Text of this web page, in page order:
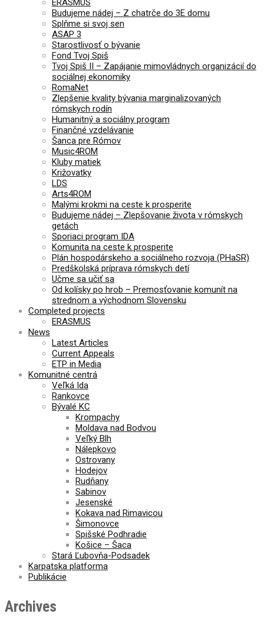
ERASMUS
Budujeme nádej – Z chatrče do 3E domu
Splňme si svoj sen
ASAP 3
Starostlivosť o bývanie
Fond Tvoj Spiš
Tvoj Spiš II – Zapájanie mimovládnych organizácií do
sociálnej ekonomiky
RomaNet
Zlepšenie kvality bývania marginalizovaných
rómskych rodín
Humanitný a sociálny program
Finančné vzdelávanie
Šanca pre Rómov
Music4ROM
Kluby matiek
Križovatky
LDS
Arts4ROM
Malými krokmi na ceste k prosperite
Budujeme nádej – Zlepšovanie života v rómskych
getách
Sporiaci program IDA
Komunita na ceste k prosperite
Plán hospodárskeho a sociálneho rozvoja (PHaSR)
Predškolská príprava rómskych detí
Učme sa učiť sa
Od kolísky po hrob – Premosťovanie komunít na
strednom a východnom Slovensku
Completed projects
ERASMUS
News
Latest Articles
Current Appeals
ETP in Media
Komunitné centrá
Veľká Ida
Rankovce
Bývalé KC
Krompachy
Moldava nad Bodvou
Veľký Blh
Nálepkovo
Ostrovany
Hodejov
Rudňany
Sabinov
Jesenské
Kokava nad Rimavicou
Šimonovce
Spišské Podhradie
Košice – Šaca
Stará Ľubovňa-Podsadek
Karpatska platforma
Publikácie
Archives